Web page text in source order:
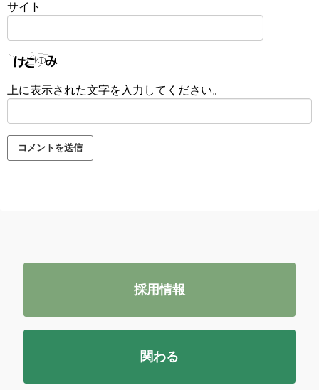
サイト
上に表示された文字を入力してください。
採用情報
関わる